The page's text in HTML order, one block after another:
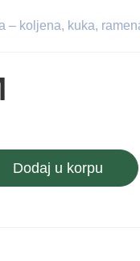
– koljena, kuka,
Dodaj u korpu